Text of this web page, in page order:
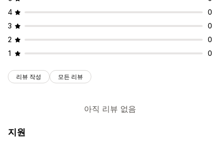
4
0
3
0
2
0
1
0
리뷰 작성 모든 리뷰
아직 리뷰 없음
지원